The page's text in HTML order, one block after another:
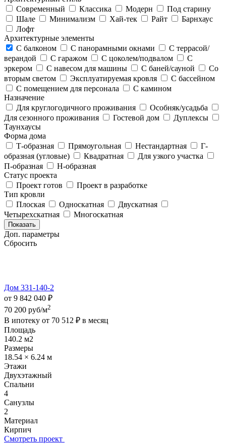
Современный
Классика Модерн
Под старину
Шале
Минимализм Хай-тек Райт
Барнхаус
Лофт
Архитектурные элементы
С балконом
С панорамными окнами
С террасой/
верандой
С гаражом С цоколем/подвалом
С
эркером
С навесом для машины С баней/сауной
Со
вторым светом
Эксплуатируемая кровля
С бассейном
С помещением для персонала
С камином
Назначение
Для круглогодичного проживания
Особняк/усадьба
Для сезонного проживания
Гостевой дом
Дуплексы
Таунхаусы
Форма дома
Т-образная
Прямоугольная Нестандартная
Г-
образная (угловые)
Квадратная
Для узкого участка
П-образная
Н-образная
Статус проекта
Проект готов
Проект в разработке
Тип кровли
Плоская
Односкатная
Двускатная
Четырехскатная
Многоскатная
Показать
Доп. параметры
Сбросить
Дом 331-140-2
от 9 842 040 ₽
70 200 руб/м2
В ипотеку от 70 512 ₽ в месяц
Площадь
140.2 м2
Размеры
18.54 × 6.24 м
Этажи
Двухэтажный
Спальни
4
Санузлы
2
Материал
Кирпич
Смотреть проект